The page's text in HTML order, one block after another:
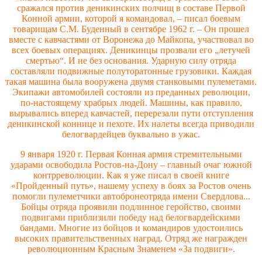
сражался против деникинских полчищ в составе Первой
Конной армии, которой я командовал, – писал боевым
товарищам С.М. Буденный в сентябре 1962 г. – Он прошел
вместе с кавчастями от Воронежа до Майкопа, участвовал во
всех боевых операциях. Деникинцы прозвали его „летучей
смертью“. И не без основания. Ударную силу отряда
составляли подвижные полуторатонные грузовики. Каждая
такая машина была вооружена двумя станковыми пулеметами.
Экипажи автомобилей состояли из преданных революции,
по-настоящему храбрых людей. Машины, как правило,
вырывались вперед кавчастей, перерезали пути отступления
деникинской коннице и пехоте. Их налеты всегда приводили
белогвардейцев буквально в ужас.
9 января 1920 г. Первая Конная армия стремительными
ударами освободила Ростов-на-Дону – главный очаг южной
контрреволюции. Как я уже писал в своей книге
«Пройденный путь», нашему успеху в боях за Ростов очень
помогли пулеметчики автобронеотряда имени Свердлова...
Бойцы отряда проявили подлинное геройство, своими
подвигами приблизили победу над белогвардейскими
бандами. Многие из бойцов и командиров удостоились
высоких правительственных наград. Отряд же награжден
революционным Красным Знаменем «За подвиги».